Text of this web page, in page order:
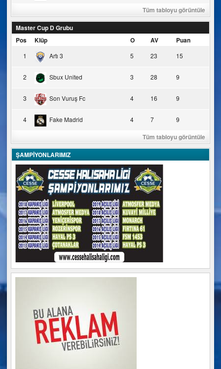
Tüm tabloyu görüntüle
Master Cup D Grubu
Pos
Klüp O AV Puan
1 Artı 3 5 23 15
2 Sbux United 3 28 9
3 Son Vuruş Fc 4 16 9
4 Fake Madrid 4 7 9
Tüm tabloyu görüntüle
ŞAMPİYONLARIMIZ